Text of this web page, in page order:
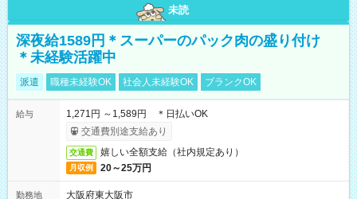
未読
深夜給1589円＊スーパーのパック肉の盛り付け
＊未経験活躍中
派遣 職種未経験OK 社会人未経験OK ブランクOK
給与
1,271円 ～1,589円 ＊日払いOK
交通費別途支給あり
交通費 嬉しい全額支給（社内規定あり）
月収例 20～25万円
勤務地 大阪府東大阪市